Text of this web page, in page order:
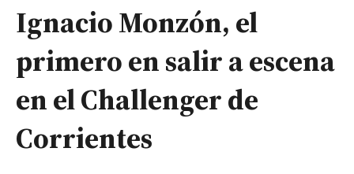
Ignacio Monzón, el
primero en salir a escena
en el Challenger de
Corrientes